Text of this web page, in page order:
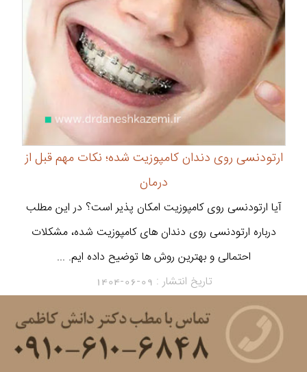
ارتودنسی روی دندان کامپوزیت شده؛ نکات مهم قبل از
درمان
آیا ارتودنسی روی کامپوزیت امکان پذیر است؟ در این مطلب
درباره ارتودنسی روی دندان های کامپوزیت شده، مشکلات
احتمالی و بهترین روش ها توضیح داده ایم. ...
تاریخ انتشار : 1404-06-09